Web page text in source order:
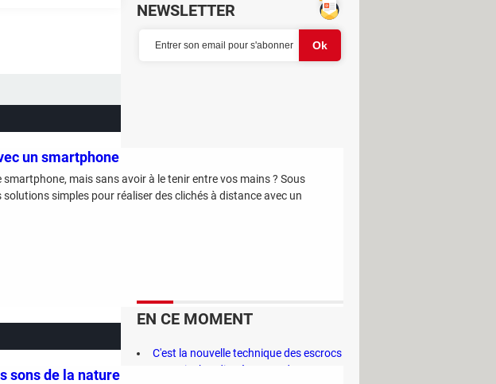
un smartphone
mais sans avoir à le tenir entre vos mains ? Sous
simples pour réaliser des clichés à distance avec un
sons de la nature
NEWSLETTER
EN CE MOMENT
C'est la nouvelle technique des escrocs
pour piocher discrètement dans votre